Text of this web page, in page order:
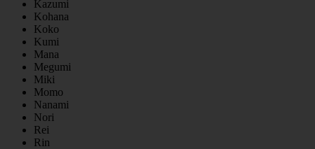
Kazumi
Kohana
Koko
Kumi
Mana
Megumi
Miki
Momo
Nanami
Nori
Rei
Rin